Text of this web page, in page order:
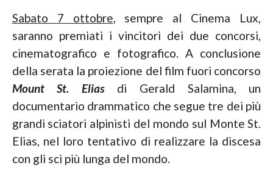
Sabato 7 ottobre , sempre al Cinema Lux,
saranno premiati i vincitori dei due concorsi,
cinematografico e fotografico. A conclusione
della serata la proiezione del film fuori concorso
Mount St. Eliasdi Gerald Salamina, un
documentario drammatico che segue tre dei più
grandi sciatori alpinisti del mondo sul Monte St.
Elias, nel loro tentativo di realizzare la discesa
con gli sci più lunga del mondo.